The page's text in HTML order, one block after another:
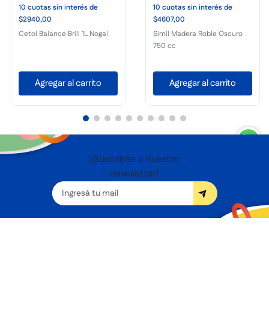
10 cuotassin interésde
$2940,00
Cetol Balance Brill 1L Nogal
Agregar al carrito
10 cuotassin interésde
$4607,00
Simil Madera Roble Oscuro
750 cc
Agregar al carrito
¡Suscribite a nuestro
newsletter!